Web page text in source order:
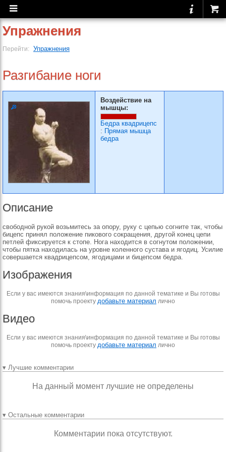
Упражнения
Перейти: Упражнения
Разгибание ноги
Воздействие на
мышцы:
Бедра квадрицепс
: Прямая мышца
бедра
Описание
свобод­ной рукой возьмитесь за опору, руку с цепью согни­те так, чтобы
бицепс при­нял положение пикового со­кращения, другой конец це­пи
петлей фиксируется к стопе. Нога находится в согнутом положении,
чтобы пятка находилась на уров­не коленного сустава и яго­диц. Усилие
совершается квадрицепсом, ягодицами и бицепсом бедра.
Изображения
Если у вас имеются знания\информация по данной тематике и Вы готовы
помочь проекту добавьте материал лично
Видео
Если у вас имеются знания\информация по данной тематике и Вы готовы
помочь проекту добавьте материал лично
▾ Лучшие комментарии
На данный момент лучшие не определены
▾ Остальные комментарии
Комментарии пока отсутствуют.